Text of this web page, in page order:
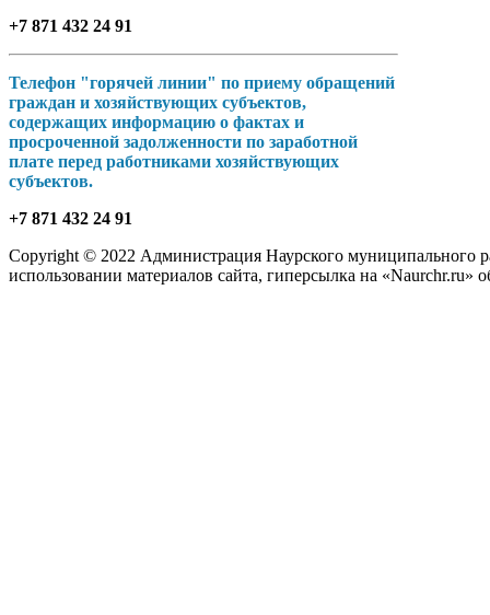
+7 871 432 24 91
Телефон "горячей линии" по приему обращений
граждан и хозяйствующих субъектов,
содержащих информацию о фактах и
просроченной задолженности по заработной
плате перед работниками хозяйствующих
субъектов.
+7 871 432 24 91
Copyright © 2022 Администрация Наурского муниципального
использовании материалов сайта, гиперсылка на «Naurchr.ru»